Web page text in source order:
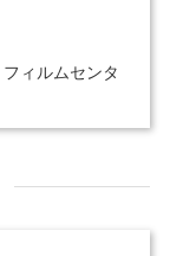
ィルムセンタ